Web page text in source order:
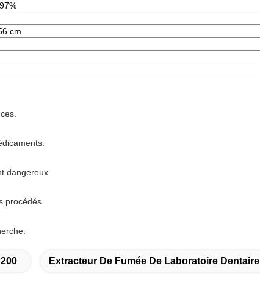
cm
dangereux.
procédés.
Extracteur De Fumée De Laboratoire Dentaire